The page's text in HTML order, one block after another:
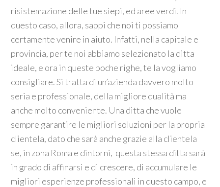
risistemazione delle tue siepi, ed aree verdi. In
questo caso, allora, sappi che noi ti possiamo
certamente venire in aiuto. Infatti, nella capitale e
provincia, per te noi abbiamo selezionato la ditta
ideale, e ora in queste poche righe, te la vogliamo
consigliare. Si tratta di un’azienda davvero molto
seria e professionale, della migliore qualità ma
anche molto conveniente. Una ditta che vuole
sempre garantire le migliori soluzioni per la propria
clientela, dato che sarà anche grazie alla clientela
se, in zona Roma e dintorni, questa stessa ditta sarà
in grado di affinarsi e di crescere, di accumulare le
migliori esperienze professionali in questo campo, e